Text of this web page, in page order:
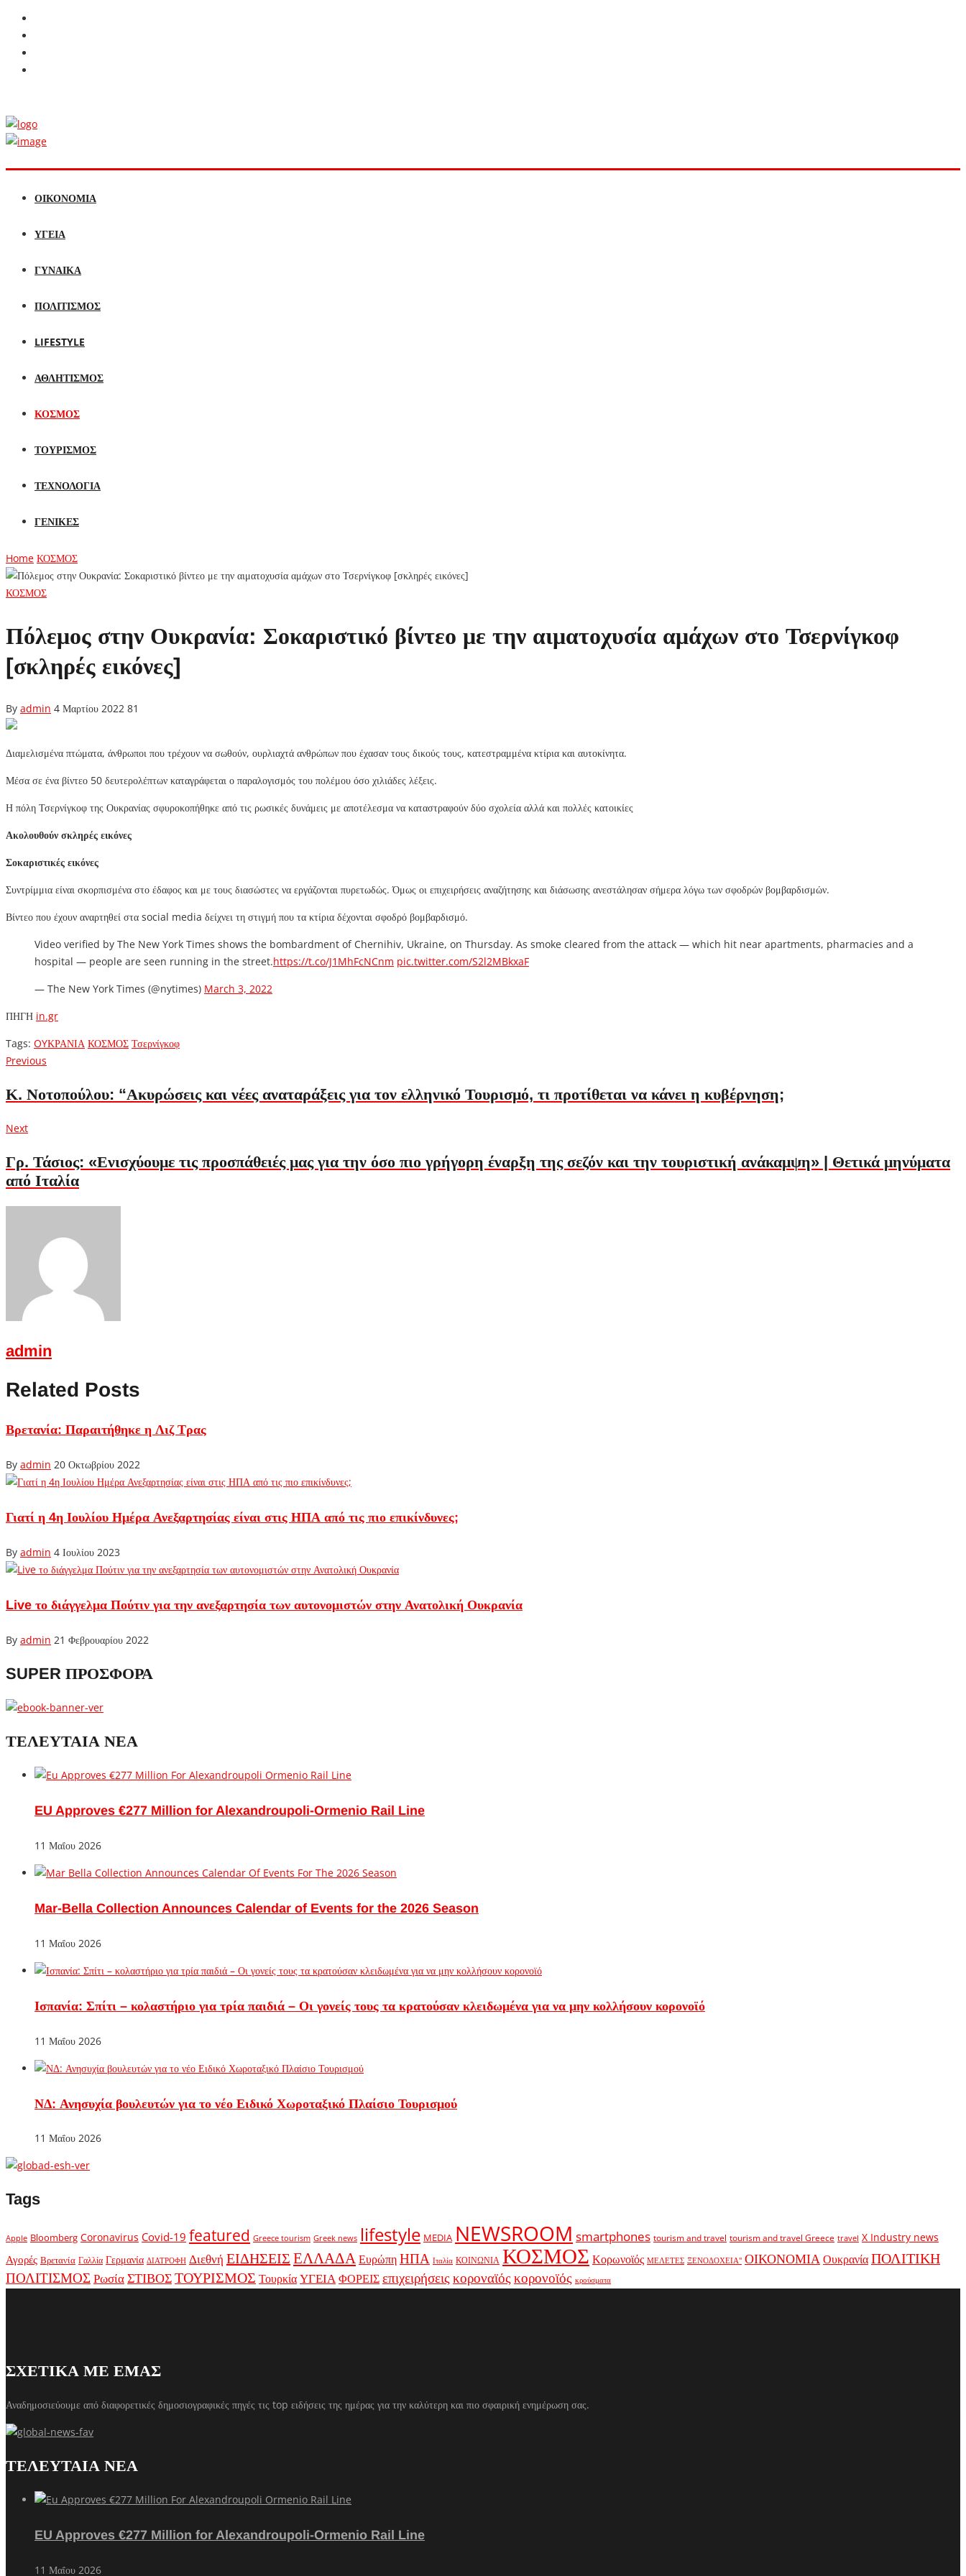
ΟΙΚΟΝΟΜΙΑ
ΥΓΕΙΑ
ΓΥΝΑΙΚΑ
ΠΟΛΙΤΙΣΜΟΣ
LIFESTYLE
ΑΘΛΗΤΙΣΜΟΣ
ΚΟΣΜΟΣ
ΤΟΥΡΙΣΜΟΣ
ΤΕΧΝΟΛΟΓΙΑ
ΓΕΝΙΚΕΣ
Home ΚΟΣΜΟΣ
ΚΟΣΜΟΣ
Πόλεμος στην Ουκρανία: Σοκαριστικό βίντεο με την αιματοχυσία αμάχων στο Τσερνίγκοφ
[σκληρές εικόνες]
By admin 4 Μαρτίου 2022 81
Διαμελισμένα πτώματα, άνθρωποι που τρέχουν να σωθούν, ουρλιαχτά ανθρώπων που έχασαν τους δικούς τους, κατεστραμμένα κτίρια και αυτοκίνητα.
Μέσα σε ένα βίντεο 50 δευτερολέπτων καταγράφεται ο παραλογισμός του πολέμου όσο χιλιάδες λέξεις.
Η πόλη Τσερνίγκοφ της Ουκρανίας σφυροκοπήθηκε από τις ρωσικές δυνάμεις με αποτέλεσμα να καταστραφούν δύο σχολεία αλλά και πολλές κατοικίες
Ακολουθούν σκληρές εικόνες
Σοκαριστικές εικόνες
Συντρίμμια είναι σκορπισμένα στο έδαφος και με τους διασώστες να εργάζονται πυρετωδώς. Όμως οι επιχειρήσεις αναζήτησης και διάσωσης ανεστάλησαν σήμερα λόγω των σφοδρών βομβαρδισμών.
Βίντεο που έχουν αναρτηθεί στα social media δείχνει τη στιγμή που τα κτίρια δέχονται σφοδρό βομβαρδισμό.
Video verified by The New York Times shows the bombardment of Chernihiv, Ukraine, on Thursday. As smoke cleared from the attack — which hit near apartments, pharmacies and a
hospital — people are seen running in the street.https://t.co/J1MhFcNCnm pic.twitter.com/S2l2MBkxaF
— The New York Times (@nytimes) March 3, 2022
ΠΗΓΗ in.gr
Tags: OYΚΡΑΝΙΑ ΚΟΣΜΟΣ Τσερνίγκοφ
Πλοήγηση
άρθρων
Previous
Κ. Νοτοπούλου: “Ακυρώσεις και νέες αναταράξεις για τον ελληνικό Τουρισμό, τι προτίθεται να κάνει η κυβέρνηση;
NextNext
Γρ. Τάσιος: «Ενισχύουμε τις προσπάθειές μας για την όσο πιο γρήγορη έναρξη της σεζόν και την τουριστική ανάκαμψη» | Θετικά μηνύματα
από Ιταλία
admin
Related Posts
Βρετανία: Παραιτήθηκε η Λιζ Τρας
By admin 20 Οκτωβρίου 2022
Γιατί η 4η Ιουλίου Ημέρα Ανεξαρτησίας είναι στις ΗΠΑ από τις πιο επικίνδυνες;
By admin 4 Ιουλίου 2023
Live το διάγγελμα Πούτιν για την ανεξαρτησία των αυτονομιστών στην Ανατολική Ουκρανία
By admin 21 Φεβρουαρίου 2022
SUPER ΠΡΟΣΦΟΡΑ
ΤΕΛΕΥΤΑΙΑ ΝΕΑ
EU Approves €277 Million for Alexandroupoli-Ormenio Rail Line
11 Μαΐου 2026
Mar-Bella Collection Announces Calendar of Events for the 2026 Season
11 Μαΐου 2026
Ισπανία: Σπίτι – κολαστήριο για τρία παιδιά – Οι γονείς τους τα κρατούσαν κλειδωμένα για να μην κολλήσουν κορονοϊό
11 Μαΐου 2026
ΝΔ: Ανησυχία βουλευτών για το νέο Ειδικό Χωροταξικό Πλαίσιο Τουρισμού
11 Μαΐου 2026
Tags
Apple Bloomberg Coronavirus Covid-19 featured Greece tourism Greek news lifestyle MEDIA NEWSROOM smartphones tourism and travel tourism and travel Greece travel X Industry news
Αγορές Βρετανία Γαλλία Γερμανία ΔΙΑΤΡΟΦΗ Διεθνή ΕΙΔΗΣΕΙΣΕΛΛΑΔΑΕυρώπηΗΠΑ Ιταλία ΚΟΙΝΩΝΙΑ ΚΟΣΜΟΣ Κορωνοϊός ΜΕΛΕΤΕΣ ΞΕΝΟΔΟΧΕΙΑ" ΟΙΚΟΝΟΜΙΑΟυκρανίαΠΟΛΙΤΙΚΗ
ΠΟΛΙΤΙΣΜΟΣ ΡωσίαΣΤΙΒΟΣΤΟΥΡΙΣΜΟΣ ΤουρκίαΥΓΕΙΑΦΟΡΕΙΣεπιχειρήσειςκοροναϊόςκορονοϊός κρούσματα
ΣΧΕΤΙΚΑ ΜΕ ΕΜΑΣ
Αναδημοσιεύουμε από διαφορετικές δημοσιογραφικές πηγές τις top ειδήσεις της ημέρας για την καλύτερη και πιο σφαιρική ενημέρωση σας.
ΤΕΛΕΥΤΑΙΑ ΝΕΑ
EU Approves €277 Million for Alexandroupoli-Ormenio Rail Line
11 Μαΐου 2026